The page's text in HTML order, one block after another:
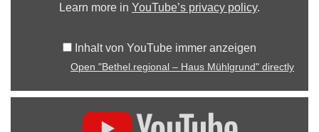
Learn more in YouTube’s privacy policy.
Inhalt von YouTube immer anzeigen
Open "Bethel.regional – Haus Mühlgrund" directly